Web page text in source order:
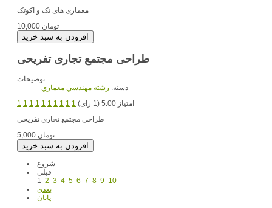
معماری های تک و اکوتک
10,000 تومان
طراحی مجتمع تجاری تفریحی
توضیحات
دسته: رشته مهندسي معماري
1 1 1 1 1 1 1 1 1 1
امتیاز 5.00 (1 رای)
طراحی مجتمع تجاری تفریحی
5,000 تومان
شروع
قبلی
1 2 3 4 5 6 7 8 9 10
بعدی
پایان